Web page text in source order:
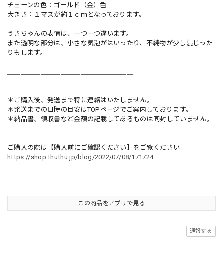
チェーンの色：ゴールド（金）色
大きさ：１マスが約１ｃｍとなっております。
うさちゃんの表情は、一つ一つ違います。
また透明な部分は、小さな気泡がはいったり、不純物が少し混じった
りもします。
＊ご購入後、発送まで特に連絡はいたしません。
＊発送までの日時の目安はTOPページでご案内しております。
＊納品書、領収書など金額の記載してあるものは同封していません。
ご購入の際は【購入前にご確認ください】をご覧ください
https://shop.thuthu.jp/blog/2022/07/08/171724
この商品をアプリで見る
通報する